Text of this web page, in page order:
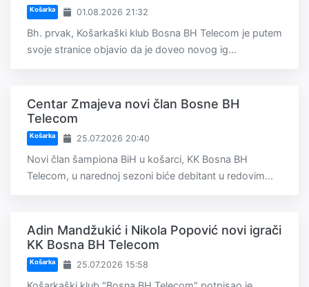
Košarka 01.08.2026 21:32
Bh. prvak, Košarkaški klub Bosna BH Telecom je putem
svoje stranice objavio da je doveo novog ig...
Centar Zmajeva novi član Bosne BH
Telecom
Košarka 25.07.2026 20:40
Novi član šampiona BiH u košarci, KK Bosna BH
Telecom, u narednoj sezoni biće debitant u redovim...
Adin Mandžukić i Nikola Popović novi igrači
KK Bosna BH Telecom
Košarka 25.07.2026 15:58